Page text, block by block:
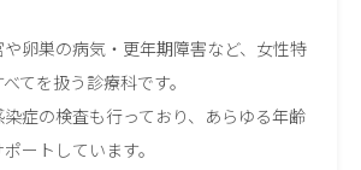
卵巣の病気・更年期障害など、女性特
てを扱う診療科です。
症の検査も行っており、あらゆる年齢
ートしています。